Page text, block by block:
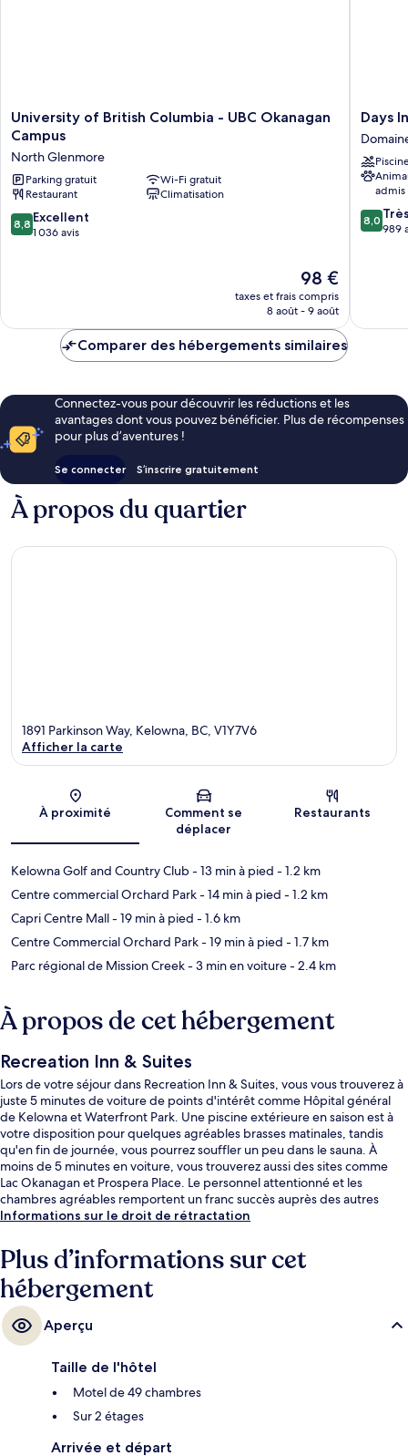
PetFriendly)
University
of
British
Columbia
-
UBC
Okanagan
Campus
University of British Columbia - UBC Okanagan
Campus
North Glenmore
Parking gratuit
Wi-Fi gratuit
Restaurant
Climatisation
8.8
sur
8,8 Excellent
1 036 avis
Le
nouveau
prix
de
98 €
taxes et frais compris
8 août - 9 août
Days
Inn
by
Kelowna
de
la
Days
admis
8.0
sur
8,0
989
Comparer des hébergements similaires
Connectez-vous pour découvrir les réductions et les
avantages dont vous pouvez bénéficier. Plus de récompenses
pour plus d’aventures !
Se connecter S’inscrire gratuitement
À propos du quartier
Carte
1891 Parkinson Way, Kelowna, BC, V1Y7V6
Afficher la carte
À proximité
Comment se
déplacer
Restaurants
Kelowna Golf and Country Club- 13 min à pied - 1.2 km
Centre commercial Orchard Park- 14 min à pied - 1.2 km
Capri Centre Mall- 19 min à pied - 1.6 km
Centre Commercial Orchard Park- 19 min à pied - 1.7 km
Parc régional de Mission Creek- 3 min en voiture- 2.4 km
À propos de cet hébergement
Recreation Inn & Suites
Lors de votre séjour dans Recreation Inn & Suites, vous vous trouverez à
juste 5 minutes de voiture de points d'intérêt comme Hôpital général
de Kelowna et Waterfront Park. Une piscine extérieure en saison est à
votre disposition pour quelques agréables brasses matinales, tandis
qu'en fin de journée, vous pourrez souffler un peu dans le sauna. À
moins de 5 minutes en voiture, vous trouverez aussi des sites comme
Lac Okanagan et Prospera Place. Le personnel attentionné et les
chambres agréables remportent un franc succès auprès des autres
voyageurs.
Informations sur le droit de rétractation
Plus d’informations sur cet
hébergement
Aperçu
Taille de l'hôtel
Motel de 49 chambres
Sur 2 étages
Arrivée et départ